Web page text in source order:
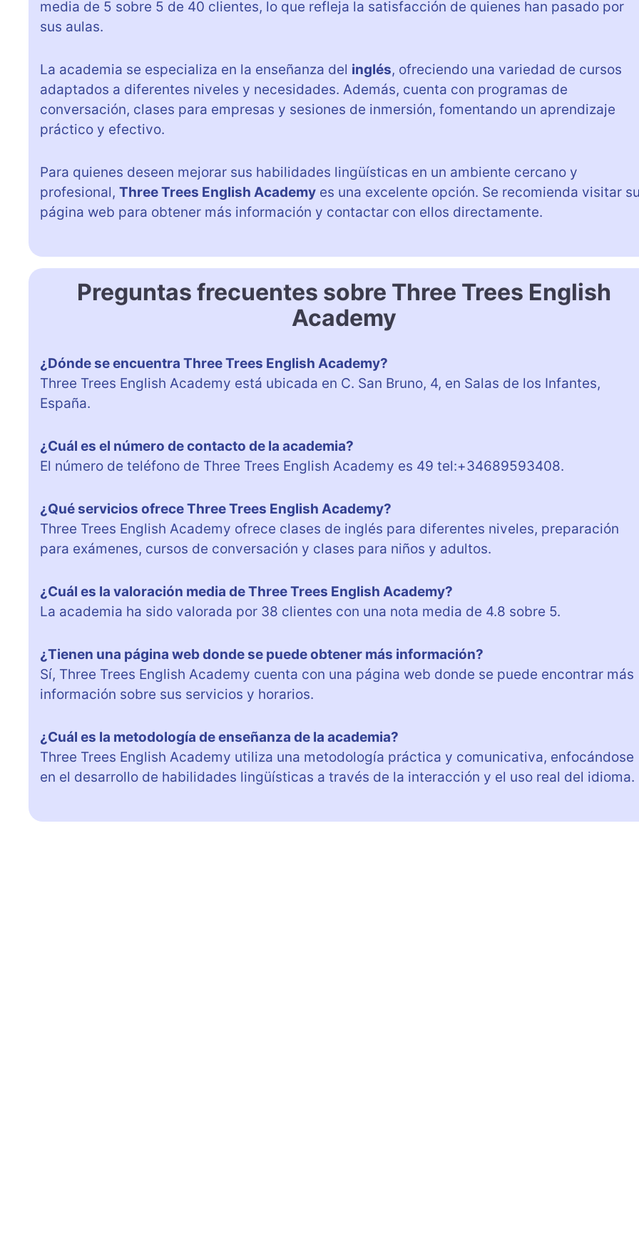
media de 5 sobre 5 de 40 clientes, lo que refleja la satisfacción de quienes han pasado por
sus aulas.
La academia se especializa en la enseñanza del inglés, ofreciendo una variedad de cursos
adaptados a diferentes niveles y necesidades. Además, cuenta con programas de
conversación, clases para empresas y sesiones de inmersión, fomentando un aprendizaje
práctico y efectivo.
Para quienes deseen mejorar sus habilidades lingüísticas en un ambiente cercano y
profesional, Three Trees English Academy es una excelente opción. Se recomienda visitar su
página web para obtener más información y contactar con ellos directamente.
Preguntas frecuentes sobre Three Trees English
Academy
¿Dónde se encuentra Three Trees English Academy?
Three Trees English Academy está ubicada en C. San Bruno, 4, en Salas de los Infantes,
España.
¿Cuál es el número de contacto de la academia?
El número de teléfono de Three Trees English Academy es 49 tel:+34689593408.
¿Qué servicios ofrece Three Trees English Academy?
Three Trees English Academy ofrece clases de inglés para diferentes niveles, preparación
para exámenes, cursos de conversación y clases para niños y adultos.
¿Cuál es la valoración media de Three Trees English Academy?
La academia ha sido valorada por 38 clientes con una nota media de 4.8 sobre 5.
¿Tienen una página web donde se puede obtener más información?
Sí, Three Trees English Academy cuenta con una página web donde se puede encontrar más
información sobre sus servicios y horarios.
¿Cuál es la metodología de enseñanza de la academia?
Three Trees English Academy utiliza una metodología práctica y comunicativa, enfocándose
en el desarrollo de habilidades lingüísticas a través de la interacción y el uso real del idioma.